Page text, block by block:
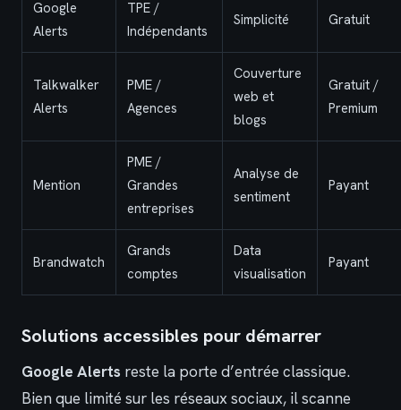
Google
Alerts
TPE /
Indépendants
Simplicité Gratuit
Talkwalker
Alerts
PME /
Agences
Couverture
web et
blogs
Gratuit /
Premium
Mention
PME /
Grandes
entreprises
Analyse de
sentiment
Payant
Brandwatch
Grands
comptes
Data
visualisation
Payant
Solutions accessibles pour démarrer
Google Alerts reste la porte d’entrée classique.
Bien que limité sur les réseaux sociaux, il scanne